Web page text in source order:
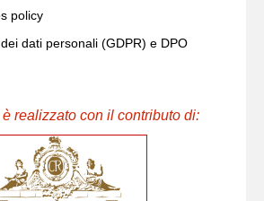
policy
dati personali (GDPR) e DPO
realizzato con il contributo di: